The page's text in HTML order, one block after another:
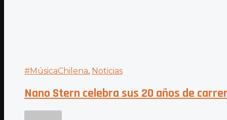
#MúsicaChilena, Noticias
Nano Stern celebra sus 20 años de